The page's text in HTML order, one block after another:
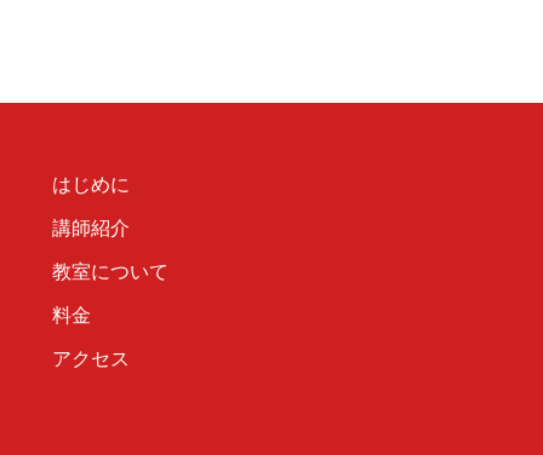
はじめに
講師紹介
教室について
料金
アクセス